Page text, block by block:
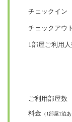
チェックイン
チェックアウト
1部屋ご利用
ご利用部屋数
料金 （1部屋1泊あ